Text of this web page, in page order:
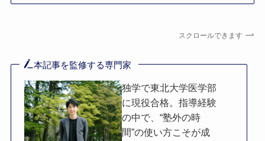
スクロールできます
本記事を監修する専門家
独学で東北大学医学部
に現役合格。指導経験
の中で、“塾外の時
間”の使い方こそが成